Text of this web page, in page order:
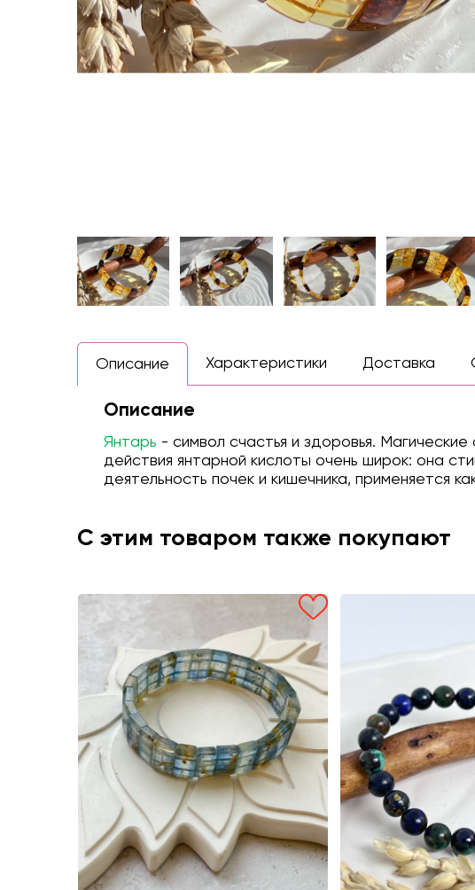
Описание Характеристики Доставка
Описание
Янтарь - символ счастья и здоровья.
действия янтарной кислоты очень широк: она
деятельность почек и кишечника, применяется
С этим товаром также покупают